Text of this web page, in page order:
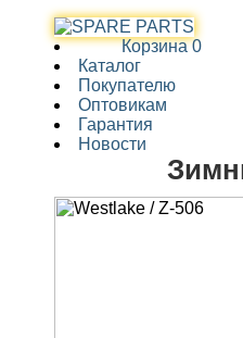
Корзина0
Каталог
Покупателю
Оптовикам
Гарантия
Новости